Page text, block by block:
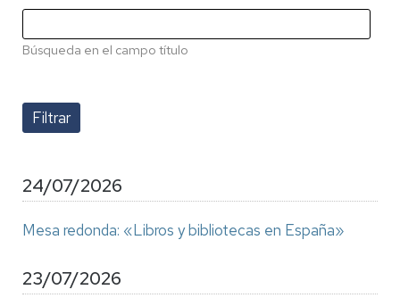
Búsqueda en el campo título
24/07/2026
Mesa redonda: «Libros y bibliotecas en España»
23/07/2026